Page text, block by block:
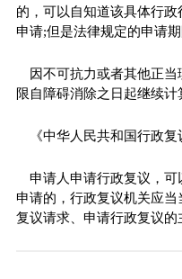
的，可以自知道该具体行
申请;但是法律规定的申请
因不可抗力或者其他正
限自障碍消除之日起继续计
《中华人民共和国行政
申请人申请行政复议，
申请的，行政复议机关应
复议请求、申请行政复议的